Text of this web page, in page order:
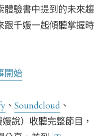
體驗書中提到的未來趨
跟千嫚一起傾聽掌握時
開始
、 Soundcloud 、
嫚說）收聽完整節目，